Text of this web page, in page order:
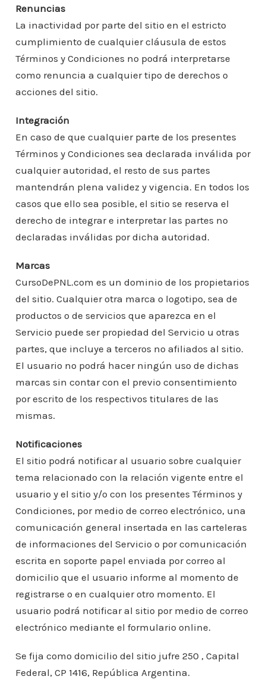
Renuncias
La inactividad por parte del sitio en el estricto
cumplimiento de cualquier cláusula de estos
Términos y Condiciones no podrá interpretarse
como renuncia a cualquier tipo de derechos o
acciones del sitio.
Integración
En caso de que cualquier parte de los presentes
Términos y Condiciones sea declarada inválida por
cualquier autoridad, el resto de sus partes
mantendrán plena validez y vigencia. En todos los
casos que ello sea posible, el sitio se reserva el
derecho de integrar e interpretar las partes no
declaradas inválidas por dicha autoridad.
Marcas
CursoDePNL.com es un dominio de los propietarios
del sitio. Cualquier otra marca o logotipo, sea de
productos o de servicios que aparezca en el
Servicio puede ser propiedad del Servicio u otras
partes, que incluye a terceros no afiliados al sitio.
El usuario no podrá hacer ningún uso de dichas
marcas sin contar con el previo consentimiento
por escrito de los respectivos titulares de las
mismas.
Notificaciones
El sitio podrá notificar al usuario sobre cualquier
tema relacionado con la relación vigente entre el
usuario y el sitio y/o con los presentes Términos y
Condiciones, por medio de correo electrónico, una
comunicación general insertada en las carteleras
de informaciones del Servicio o por comunicación
escrita en soporte papel enviada por correo al
domicilio que el usuario informe al momento de
registrarse o en cualquier otro momento. El
usuario podrá notificar al sitio por medio de correo
electrónico mediante el formulario online.
Se fija como domicilio del sitio jufre 250 , Capital
Federal, CP 1416, República Argentina.